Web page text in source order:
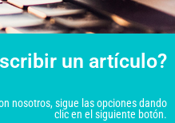
un artículo?
nosotros, sigue las opciones dando
clic en el siguiente botón.